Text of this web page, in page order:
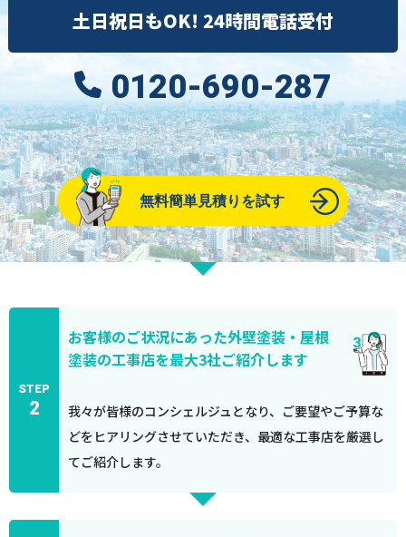
土日祝日もOK! 24時間電話受付
0120-690-287
無料簡単見積りを試す
STEP
2
お客様のご状況にあった外壁塗装・屋根
塗装の工事店を最大3社ご紹介します
我々が皆様のコンシェルジュとなり、ご要望やご予算な
どをヒアリングさせていただき、最適な工事店を厳選し
てご紹介します。